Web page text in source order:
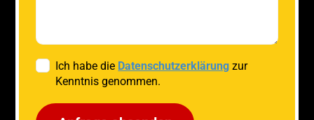
Ich habe die Datenschutzerklärung zur
Kenntnis genommen.